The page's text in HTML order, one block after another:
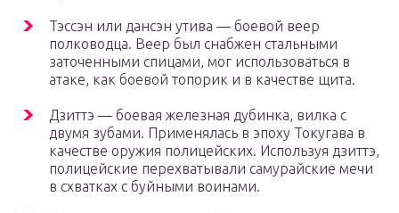
Тэссэн или дансэн утива — боевой веер
полководца. Веер был снабжен стальными
заточенными спицами, мог использоваться в
атаке, как боевой топорик и в качестве щита.
Дзиттэ — боевая железная дубинка, вилка с
двумя зубами. Применялась в эпоху Токугава в
качестве оружия полицейских. Используя дзиттэ,
полицейские перехватывали самурайские мечи
в схватках с буйными воинами.